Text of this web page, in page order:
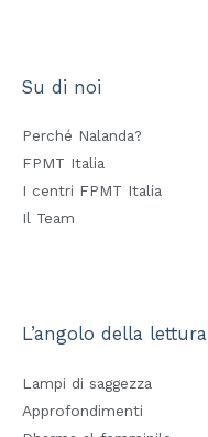
Su di noi
Perché Nalanda?
FPMT Italia
I centri FPMT Italia
Il Team
L’angolo della lettura
Lampi di saggezza
Approfondimenti